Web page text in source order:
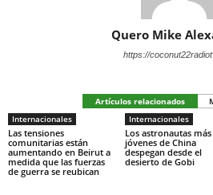
Quero Mike
https://
Artículos relacionados
Internacionales
Las tensiones
comunitarias están
aumentando en Beirut a
medida que las fuerzas
de guerra se reubican
Internacionales
Los astronautas más
jóvenes de China
despegan desde el
desierto de Gobi